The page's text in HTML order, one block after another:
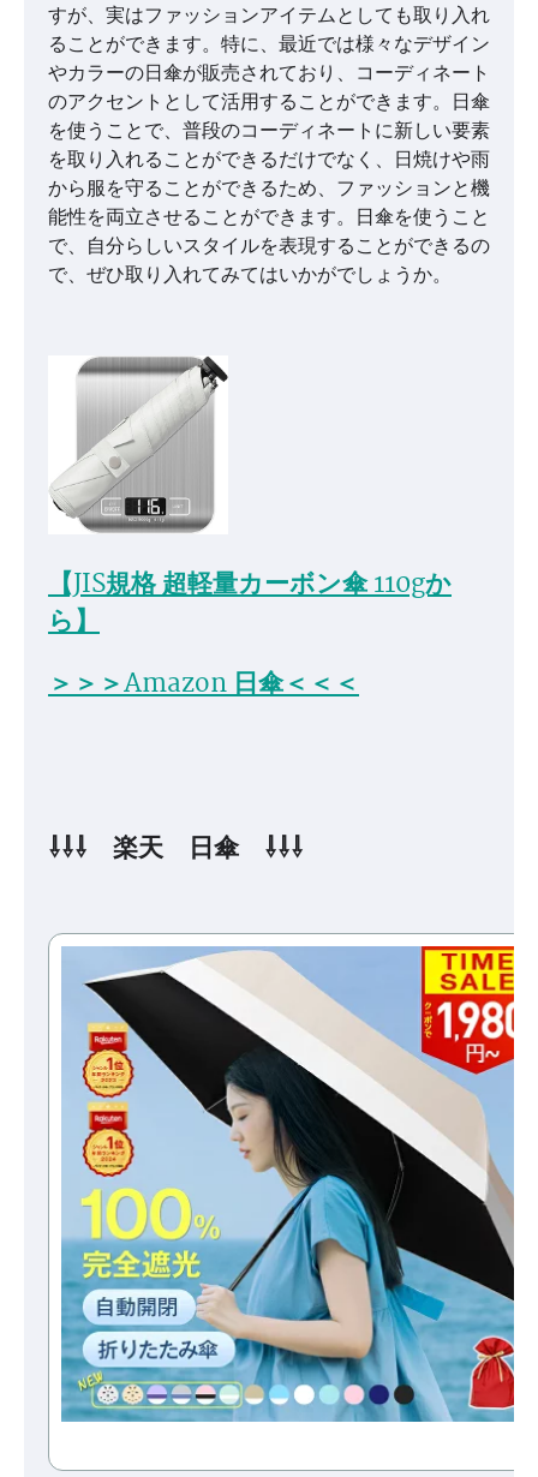
すが、実はファッションアイテムとしても取り入れ
ることができます。特に、最近では様々なデザイン
やカラーの日傘が販売されており、コーディネート
のアクセントとして活用することができます。日傘
を使うことで、普段のコーディネートに新しい要素
を取り入れることができるだけでなく、日焼けや雨
から服を守ることができるため、ファッションと機
能性を両立させることができます。日傘を使うこと
で、自分らしいスタイルを表現することができるの
で、ぜひ取り入れてみてはいかがでしょうか。
【JIS規格 超軽量カーボン傘 110gか
ら】
＞＞＞Amazon 日傘＜＜＜
⇩⇩⇩ 楽天 日傘 ⇩⇩⇩